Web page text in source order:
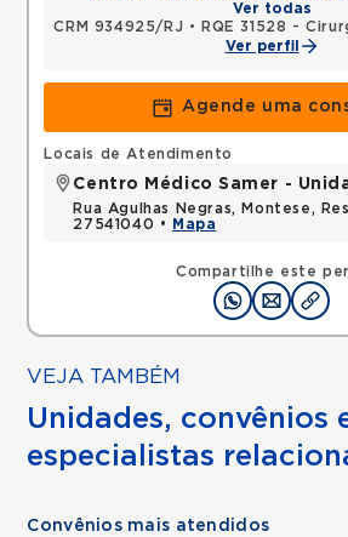
Ver todas
CRM 934925/RJ •
RQE 31528 - Cirurgia
Ver perfil
Agende uma
Compartilhe este
Locais de Atendimento
Centro Médico Samer -
Rua Agulhas Negras, Montese,
27541040 •
Mapa
VEJA TAMBÉM
Unidades, convênios
especialistas
Convênios mais atendidos